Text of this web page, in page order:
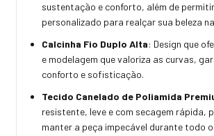
sustentação e conforto, além de
personalizado para realçar sua beleza
Calcinha Fio Duplo Alta: Design que
e modelagem que valoriza as curvas,
conforto e sofisticação.
Tecido Canelado de Poliamida
resistente, leve e com secagem rápida,
manter a peça impecável durante todo o